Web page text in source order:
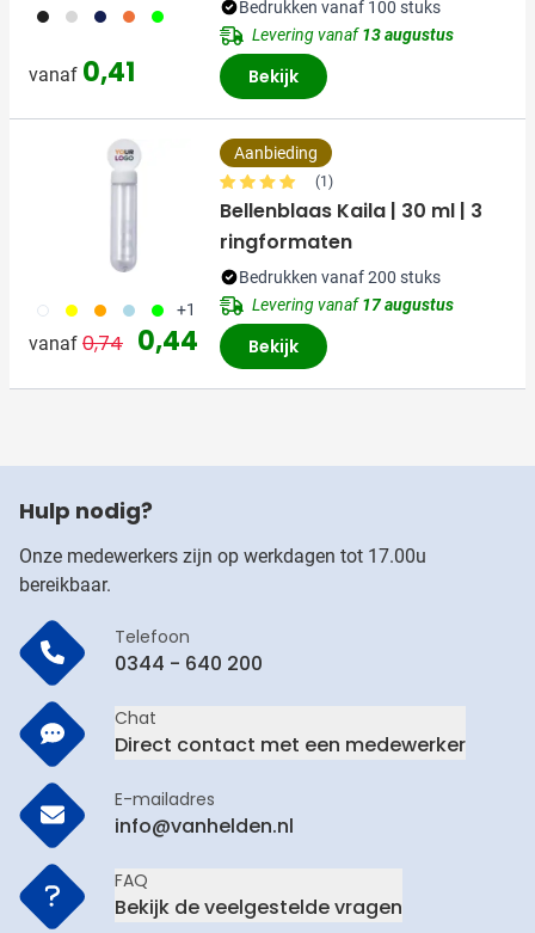
001 002 005 007 019
vanaf 0,41
Bedrukken vanaf 100 stuks
Levering vanaf13 augustus
Bekijk
002 006 007 018 019 +1
vanaf Normale prijs
0,74 Speciale prijs
0,44
Aanbieding
(1)
Bellenblaas Kaila | 30 ml | 3
ringformaten
Bedrukken vanaf 200 stuks
Levering vanaf17 augustus
Bekijk
Hulp nodig?
Onze medewerkers zijn op werkdagen tot 17.00u
bereikbaar.
Telefoon
0344 - 640 200
Chat
Direct contact met een medewerker
E-mailadres
info@vanhelden.nl
FAQ
Bekijk de veelgestelde vragen